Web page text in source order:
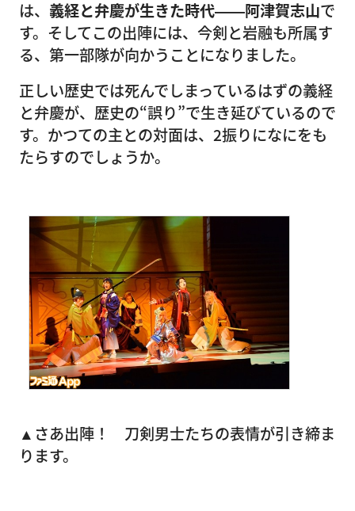
は、 義経と弁慶が生きた時代――阿津賀志山で
す。そしてこの出陣には、今剣と岩融も所属す
る、第一部隊が向かうことになりました。
正しい歴史では死んでしまっているはずの義経
と弁慶が、歴史の“誤り”で生き延びているので
す。かつての主との対面は、2振りになにをも
たらすのでしょうか。
▲さあ出陣！ 刀剣男士たちの表情が引き締ま
ります。